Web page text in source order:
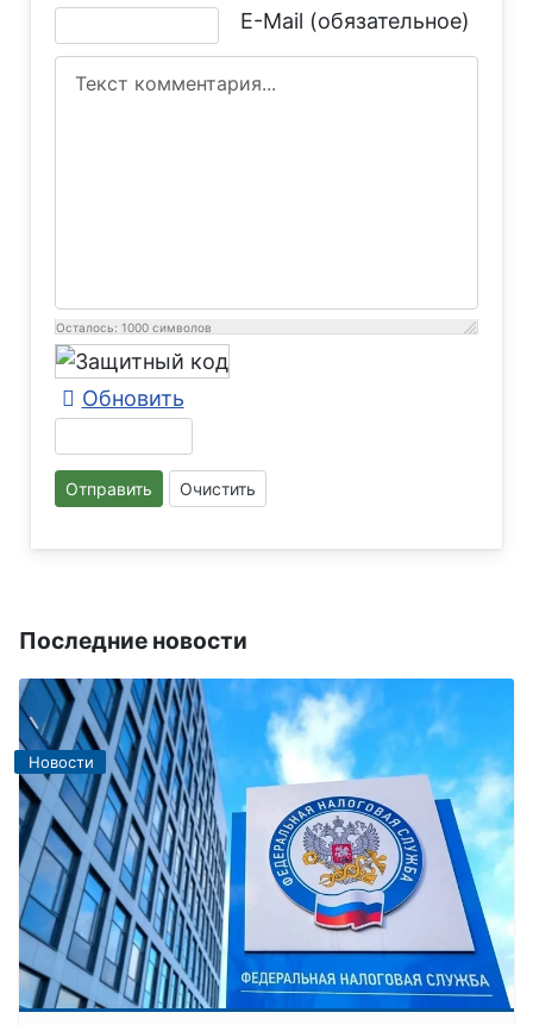
E-Mail (обязательное)
Осталось: 1000 символов
Обновить
Отправить Очистить
Последние новости
Новости